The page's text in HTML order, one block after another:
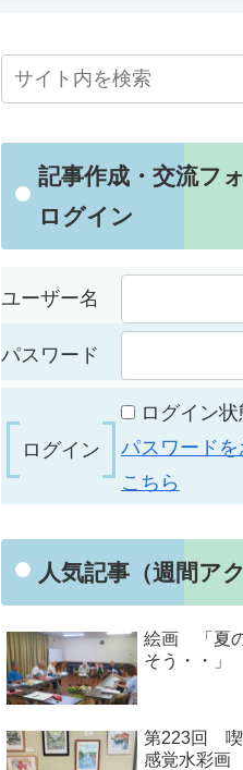
記事作成・交流フ
ログイン
ユーザー名
パスワード
ログイン
パスワード
こちら
人気記事（週間ア
絵画 「夏
そう・・
第223回 喫
感覚水彩画